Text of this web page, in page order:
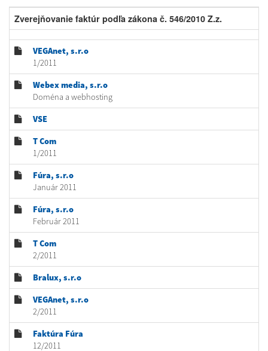
Zverejňovanie faktúr podľa zákona č. 546/2010 Z.z.
VEGAnet, s.r.o
1/2011
Webex media, s.r.o
Doména a webhosting
VSE
T Com
1/2011
Fúra, s.r.o
Január 2011
Fúra, s.r.o
Február 2011
T Com
2/2011
Bralux, s.r.o
VEGAnet, s.r.o
2/2011
Faktúra Fúra
12/2011